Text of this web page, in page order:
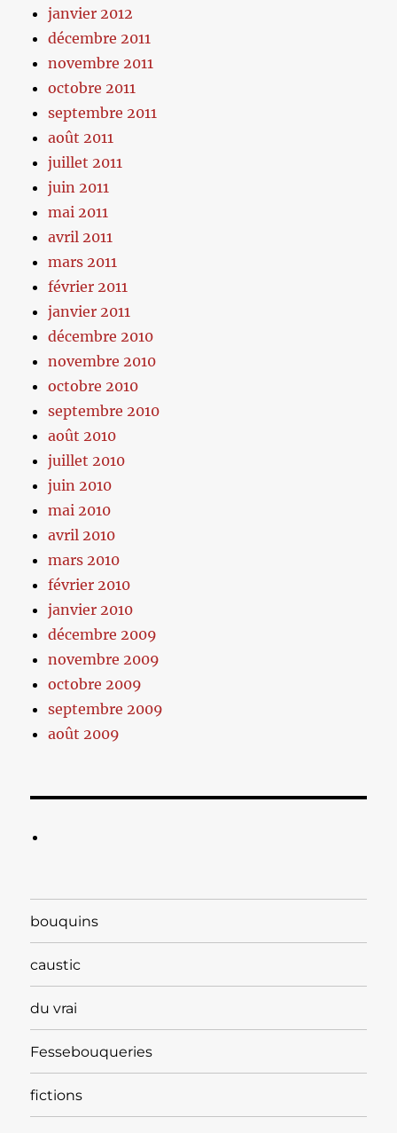
janvier 2012
décembre 2011
novembre 2011
octobre 2011
septembre 2011
août 2011
juillet 2011
juin 2011
mai 2011
avril 2011
mars 2011
février 2011
janvier 2011
décembre 2010
novembre 2010
octobre 2010
septembre 2010
août 2010
juillet 2010
juin 2010
mai 2010
avril 2010
mars 2010
février 2010
janvier 2010
décembre 2009
novembre 2009
octobre 2009
septembre 2009
août 2009
bouquins
caustic
du vrai
Fessebouqueries
fictions